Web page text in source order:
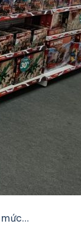
mức…